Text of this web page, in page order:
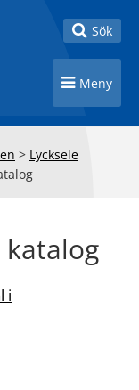
Toggle
Sök
Toggle
Meny
> Lycksele
i